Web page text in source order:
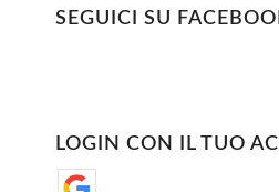
SEGUICI SU
LOGIN CON IL TUO